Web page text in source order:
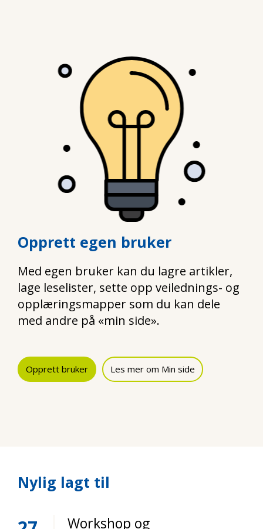
Opprett egen bruker
Med egen bruker kan du lagre artikler,
lage leselister, sette opp veilednings- og
opplæringsmapper som du kan dele
med andre på «min side».
Opprett bruker Les mer om Min side
Nylig lagt til
Workshop og